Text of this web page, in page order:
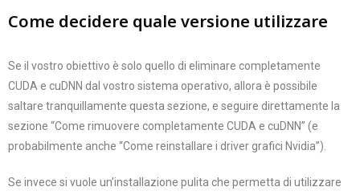
Come decidere quale versione utilizzare
Se il vostro obiettivo è solo quello di eliminare completamente
CUDA e cuDNN dal vostro sistema operativo, allora è possibile
saltare tranquillamente questa sezione, e seguire direttamente la
sezione “Come rimuovere completamente CUDA e cuDNN” (e
probabilmente anche “Come reinstallare i driver grafici Nvidia”).
Se invece si vuole un’installazione pulita che permetta di utilizzare